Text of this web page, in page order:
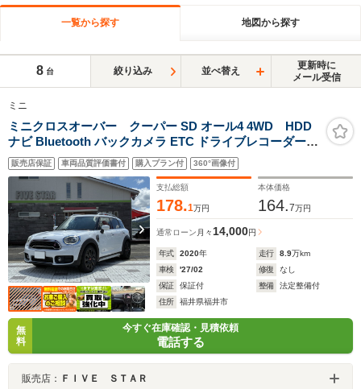
一覧から探す 地図から探す
8 台 絞り込み 並べ替え
更新時に
メール受信
ミニ
ミニクロスオーバー クーパー SD オール4 4WD HDD
ナビ Bluetooth バックカメラ ETC ドライブレコーダー
電動シート 電動リアゲート
販売店保証 車両品質評価書付 購入プラン付 360°画像付
支払総額
178.1万円
本体価格
164.7万円
通常ローン 月々14,000円
年式 2020年 走行 8.9万km
車検
'27/02 修復
なし
保証
保証付 整備
法定整備付
住所
福井県福井市
無
料
今すぐ在庫確認・見積依頼
電話する
販売店： ＦＩＶＥ ＳＴＡＲ